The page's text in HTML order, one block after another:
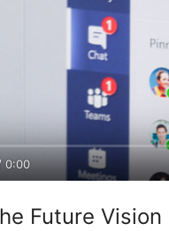
0:00
Future